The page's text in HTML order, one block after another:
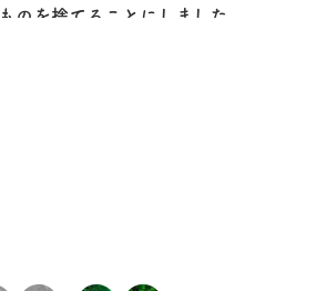
のを捨てることにしました。